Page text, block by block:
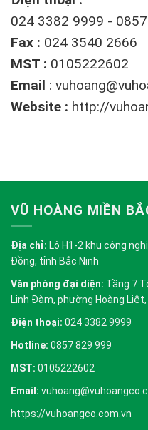
024 3382 9999 -
Fax : 024 3540 2666
MST : 0105222602
Email :
Website : http://
VŨ HOÀNG MIỀN
Địa chỉ: Lô H1-2 khu công
Đồng, tỉnh Bắc Ninh
Văn phòng đại diện: Tầng 7
Linh Đàm, phường Hoàng
Điện thoại: 024 3382 9999
Hotline: 0857 829 999
MST: 0105222602
Email:
https://vuhoangco.com.vn